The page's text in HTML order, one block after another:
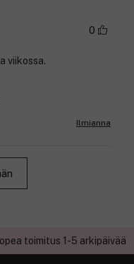
0
viikossa.
Ilmianna
toimitus 1-5 arkipäivää